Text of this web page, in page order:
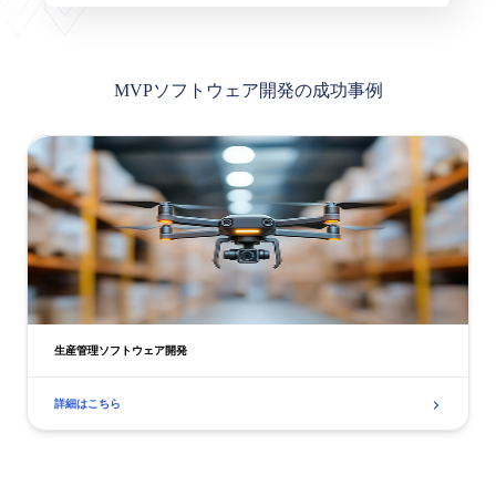
MVPソフトウェア開発の成功事例
生産管理ソフトウェア開発
詳細はこちら